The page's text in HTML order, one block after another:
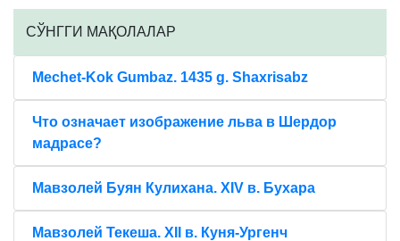
CЎНГГИ МАҚОЛАЛАР
Mechet-Kok Gumbaz. 1435 g. Shaxrisabz
Что означает изображение льва в Шердор
мадрасе?
Мавзолей Буян Кулихана. XIV в. Бухара
Мавзолей Текеша. XII в. Куня-Ургенч